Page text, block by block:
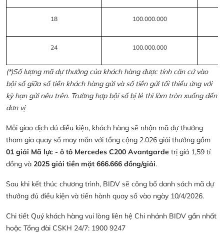
18 100.000.000
24 100.000.000
(*)Số lượng mã dự thưởng của khách hàng được tính căn cứ vào
bội số giữa số tiền khách hàng gửi và số tiền gửi tối thiểu ứng với
kỳ hạn gửi nêu trên. Trường hợp bội số bị lẻ thì làm tròn xuống đến
đơn vị
Mỗi giao dịch đủ điều kiện, khách hàng sẽ nhận mã dự thưởng
tham gia quay số may mắn với tổng cộng 2.026 giải thưởng gồm
01 giải Mã lực - ô tô Mercedes C200 Avantgarde trị giá 1,59 tỉ
đồng và 2025 giải tiền mặt 666.666 đồng/giải.
Sau khi kết thúc chương trình, BIDV sẽ công bố danh sách mã dự
thưởng đủ điều kiện và tiến hành quay số vào ngày 10/4/2026.
Chi tiết Quý khách hàng vui lòng liên hệ Chi nhánh BIDV gần nhất
hoặc Tổng đài CSKH 24/7: 1900 9247